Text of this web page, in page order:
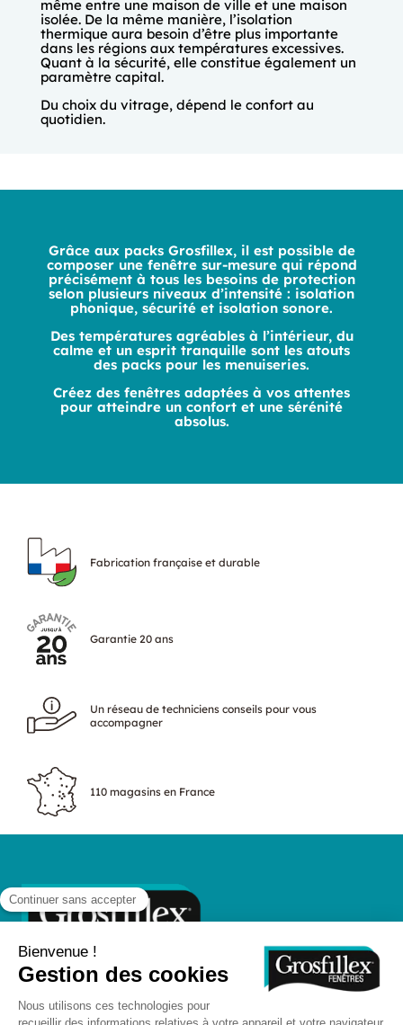
même entre une maison de ville et une maison
isolée. De la même manière, l’isolation
thermique aura besoin d’être plus importante
dans les régions aux températures excessives.
Quant à la sécurité, elle constitue également un
paramètre capital.
Du choix du vitrage, dépend le confort au
quotidien.
Grâce aux packs Grosfillex, il est possible de
composer une fenêtre sur-mesure qui répond
précisément à tous les besoins de protection
selon plusieurs niveaux d’intensité : isolation
phonique, sécurité et isolation sonore.
Des températures agréables à l’intérieur, du
calme et un esprit tranquille sont les atouts
des packs pour les menuiseries.
Créez des fenêtres adaptées à vos attentes
pour atteindre un confort et une sérénité
absolus.
Fabrication française et durable
Garantie 20 ans
Un réseau de techniciens conseils pour vous
accompagner
110 magasins en France
Suivez-nous